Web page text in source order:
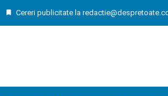
Cereri publicitate la